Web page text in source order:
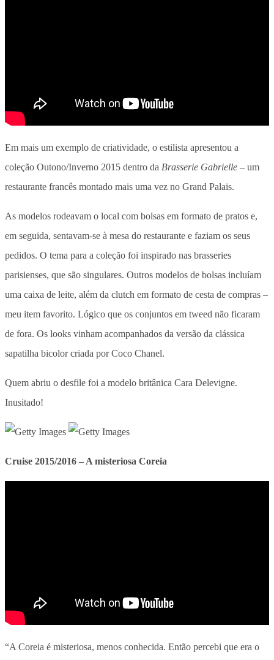
Em mais um exemplo de criatividade, o estilista apresentou a
coleção Outono/Inverno 2015 dentro da Brasserie Gabrielle – um
restaurante francês montado mais uma vez no Grand Palais.
As modelos rodeavam o local com bolsas em formato de pratos e,
em seguida, sentavam-se à mesa do restaurante e faziam os seus
pedidos. O tema para a coleção foi inspirado nas brasseries
parisienses, que são singulares. Outros modelos de bolsas incluíam
uma caixa de leite, além da clutch em formato de cesta de compras –
meu item favorito. Lógico que os conjuntos em tweed não ficaram
de fora. Os looks vinham acompanhados da versão da clássica
sapatilha bicolor criada por Coco Chanel.
Quem abriu o desfile foi a modelo britânica Cara Delevigne.
Inusitado!
Cruise 2015/2016 – A misteriosa Coreia
“A Coreia é misteriosa, menos conhecida. Então percebi que era o